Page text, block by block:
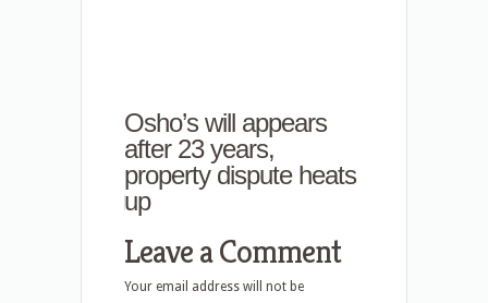
Osho’s will appears
after 23 years,
property dispute heats
up
Leave a Comment
Your email address will not be